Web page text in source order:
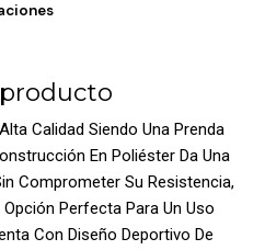
Calidad Siendo Una Prenda
En Poliéster Da Una
Comprometer Su Resistencia,
Perfecta Para Un Uso
Con Diseño Deportivo De